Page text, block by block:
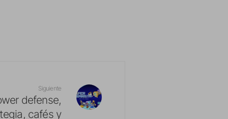
Siguiente
defense,
cafés y